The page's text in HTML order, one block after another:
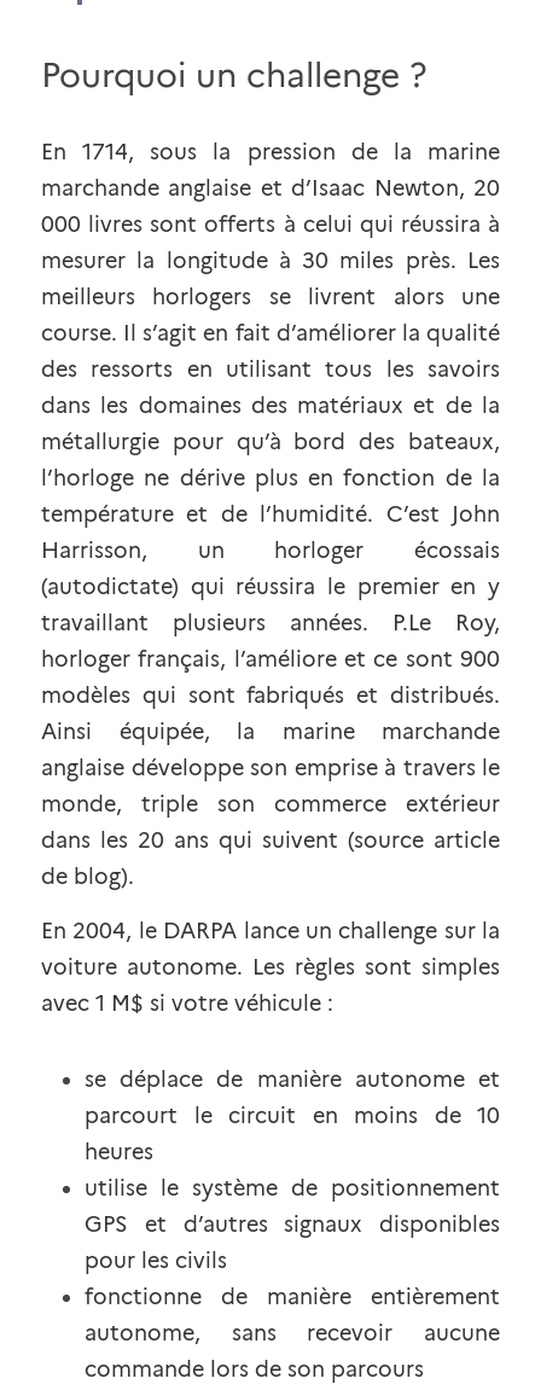
Pourquoi un challenge ?
En 1714, sous la pression de la marine
marchande anglaise et d’Isaac Newton, 20
000 livres sont offerts à celui qui réussira à
mesurer la longitude à 30 miles près. Les
meilleurs horlogers se livrent alors une
course. Il s’agit en fait d’améliorer la qualité
des ressorts en utilisant tous les savoirs
dans les domaines des matériaux et de la
métallurgie pour qu’à bord des bateaux,
l’horloge ne dérive plus en fonction de la
température et de l’humidité. C’est John
Harrisson, un horloger écossais
(autodictate) qui réussira le premier en y
travaillant plusieurs années. P.Le Roy,
horloger français, l’améliore et ce sont 900
modèles qui sont fabriqués et distribués.
Ainsi équipée, la marine marchande
anglaise développe son emprise à travers le
monde, triple son commerce extérieur
dans les 20 ans qui suivent (source article
de blog).
En 2004, le DARPA lance un challenge sur la
voiture autonome. Les règles sont simples
avec 1 M$ si votre véhicule :
se déplace de manière autonome et
parcourt le circuit en moins de 10
heures
utilise le système de positionnement
GPS et d’autres signaux disponibles
pour les civils
fonctionne de manière entièrement
autonome, sans recevoir aucune
commande lors de son parcours